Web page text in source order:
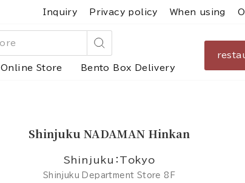
Inquiry Privacy policy When using
Search
Online Store Bento Box Delivery
Shinjuku NADAMAN Hinkan
Shinjuku：Tokyo
Shinjuku Department Store 8F